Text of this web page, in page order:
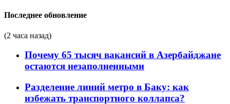
Последнее обновление
(2 часа назад)
Почему 65 тысяч вакансий в Азербайджане
остаются незаполненными
Разделение линий метро в Баку: как
избежать транспортного коллапса?